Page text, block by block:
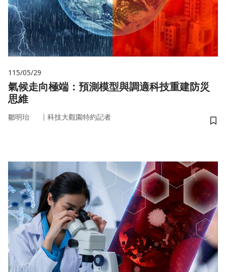
115/05/29
氣候走向極端：預測模型與調適科技重建防災
思維
鄒明珆 ｜ 科技大觀園特約記者
儲